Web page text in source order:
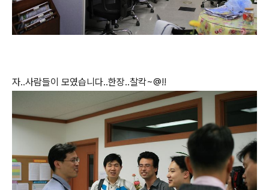
자..사람들이 모였습니다..한장..찰칵~@!!